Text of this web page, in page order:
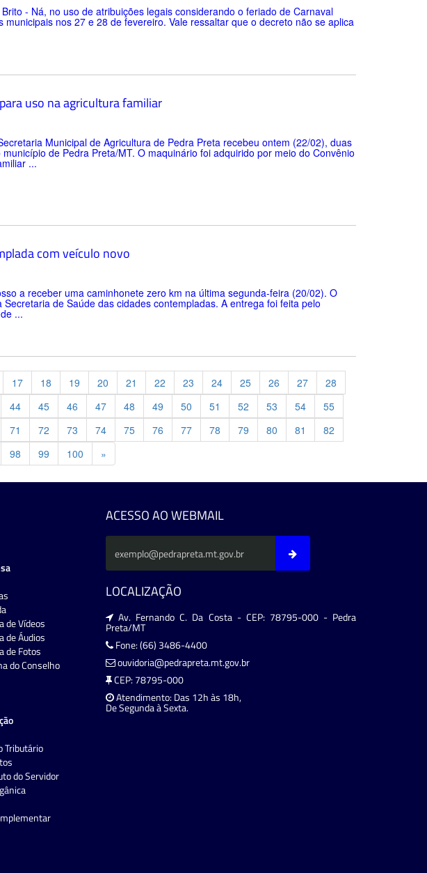
- Ná, no uso de atribuições legais considerando o feriado de Carnaval
nos 27 e 28 de fevereiro. Vale ressaltar que o decreto não se aplica
uso na agricultura familiar
Municipal de Agricultura de Pedra Preta recebeu ontem (22/02), duas
de Pedra Preta/MT. O maquinário foi adquirido por meio do Convênio
...
com veículo novo
a receber uma caminhonete zero km na última segunda-feira (20/02). O
de Saúde das cidades contempladas. A entrega foi feita pelo
...
17 18 19 20 21 22 23 24 25 26 27
28
44 45 46 47 48 49 50 51 52 53 54
55
71 72 73 74 75 76 77 78 79 80 81
82
98 99 100 »
de Vídeos
de Áudios
de Fotos
do Conselho
Tributário
do Servidor
ACESSO AO WEBMAIL
LOCALIZAÇÃO
Av. Fernando C. Da Costa - CEP: 78795-000 - Pedra
Preta/MT
Fone: (66) 3486-4400
ouvidoria@pedrapreta.mt.gov.br
CEP: 78795-000
Atendimento: Das 12h às 18h,
De Segunda à Sexta.